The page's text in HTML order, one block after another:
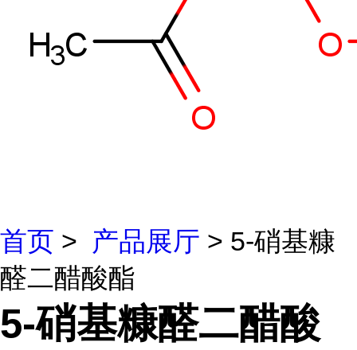
首页 > 产品展厅 > 5-硝基糠
醛二醋酸酯
5-硝基糠醛二醋酸